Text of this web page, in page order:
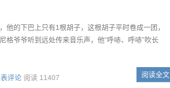
他的下巴上只有1根胡子，这根胡子平时卷成一团，
格爷爷听到远处传来音乐声，他“呼哧、呼哧”吹长
评论 阅读 11407 阅读全文